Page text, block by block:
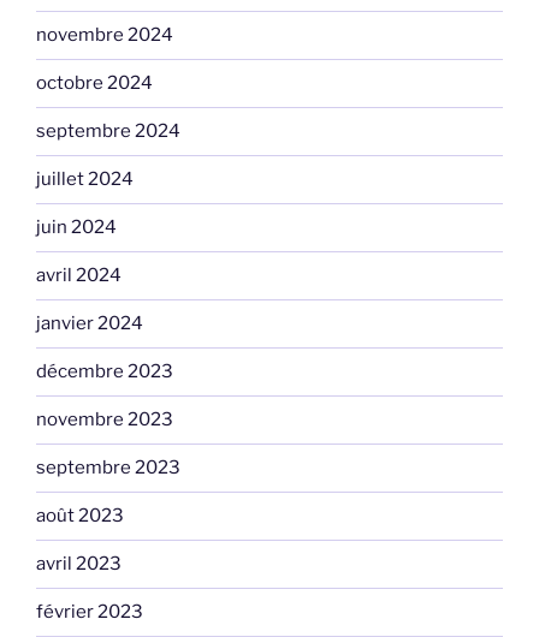
novembre 2024
octobre 2024
septembre 2024
juillet 2024
juin 2024
avril 2024
janvier 2024
décembre 2023
novembre 2023
septembre 2023
août 2023
avril 2023
février 2023